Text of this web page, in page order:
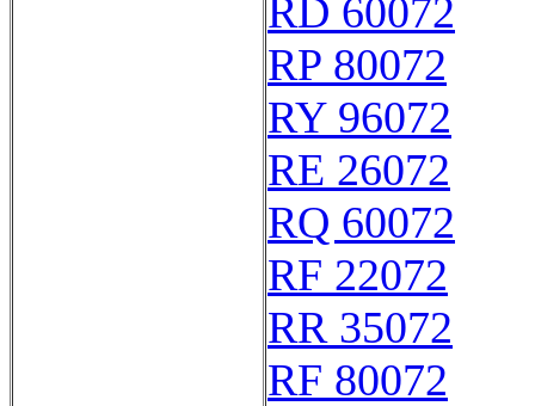
RD 60072
RP 80072
RY 96072
RE 26072
RQ 60072
RF 22072
RR 35072
RF 80072